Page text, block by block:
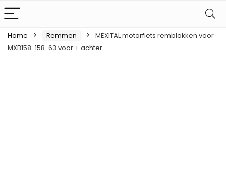
Home Remmen
MEXITAL motorfiets remblokken voor
MXB158-158-63 voor + achter.